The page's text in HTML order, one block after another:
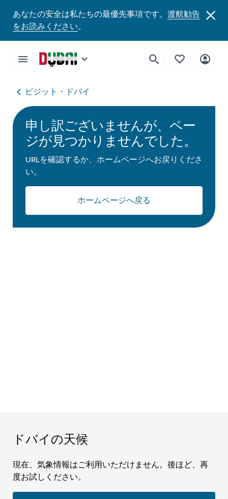
あなたの安全は私たちの最優先事項です。 渡航勧告
をお読みください。
ビジット・ドバイ
申し訳ございませんが、ペー
ジが見つかりませんでした。
URLを確認するか、ホームページへお戻りくださ
い。
ホームページへ戻る
ドバイの天候
現在、気象情報はご利用いただけません。後ほど、再
度お試しください。